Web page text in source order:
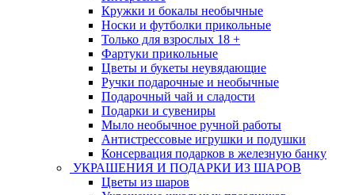
Кружки и бокалы необычные
Носки и футболки прикольные
Только для взрослых 18 +
Фартуки прикольные
Цветы и букеты неувядающие
Ручки подарочные и необычные
Подарочный чай и сладости
Подарки и сувениры
Мыло необычное ручной работы
Антистрессовые игрушки и подушки
Консервация подарков в железную банку
УКРАШЕНИЯ И ПОДАРКИ ИЗ ШАРОВ
Цветы из шаров